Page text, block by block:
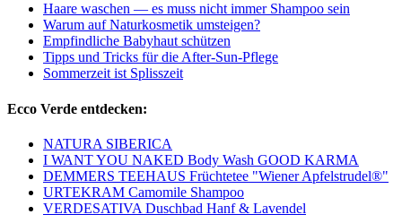
Haare waschen — es muss nicht immer Shampoo sein
Warum auf Naturkosmetik umsteigen?
Empfindliche Babyhaut schützen
Tipps und Tricks für die After-Sun-Pflege
Sommerzeit ist Splisszeit
Ecco Verde entdecken:
NATURA SIBERICA
I WANT YOU NAKED Body Wash GOOD KARMA
DEMMERS TEEHAUS Früchtetee "Wiener Apfelstrudel®"
URTEKRAM Camomile Shampoo
VERDESATIVA Duschbad Hanf & Lavendel